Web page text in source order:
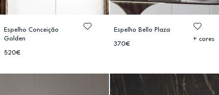
Espelho Conceição
Golden
520€
Espelho Bello Plaza
370€
+ cores